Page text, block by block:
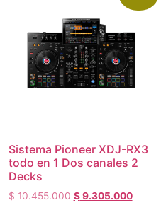
Sistema Pioneer XDJ-RX3
todo en 1 Dos canales 2
Decks
$10.455.000 $9.305.000